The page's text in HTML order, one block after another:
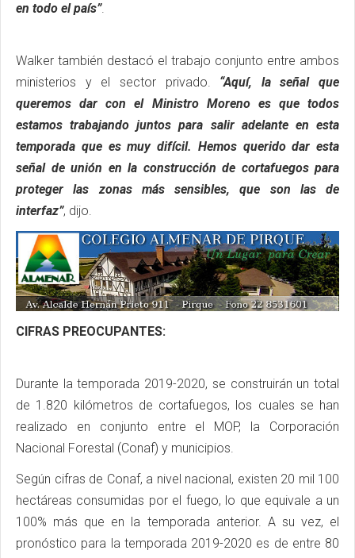
en todo el país”.
Walker también destacó el trabajo conjunto entre ambos
ministerios y el sector privado. “Aquí, la señal que
queremos dar con el Ministro Moreno es que todos
estamos trabajando juntos para salir adelante en esta
temporada que es muy difícil. Hemos querido dar esta
señal de unión en la construcción de cortafuegos para
proteger las zonas más sensibles, que son las de
interfaz”, dijo.
CIFRAS PREOCUPANTES:
Durante la temporada 2019-2020, se construirán un total
de 1.820 kilómetros de cortafuegos, los cuales se han
realizado en conjunto entre el MOP, la Corporación
Nacional Forestal (Conaf) y municipios.
Según cifras de Conaf, a nivel nacional, existen 20 mil 100
hectáreas consumidas por el fuego, lo que equivale a un
100% más que en la temporada anterior. A su vez, el
pronóstico para la temporada 2019-2020 es de entre 80